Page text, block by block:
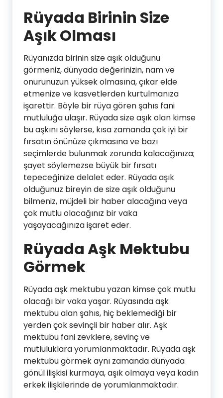
Rüyada Birinin Size
Aşık Olması
Rüyanızda birinin size aşık olduğunu
görmeniz, dünyada değerinizin, nam ve
onurunuzun yüksek olmasına, çıkar elde
etmenize ve kasvetlerden kurtulmanıza
işarettir. Böyle bir rüya gören şahıs fani
mutluluğa ulaşır. Rüyada size aşık olan kimse
bu aşkını söylerse, kısa zamanda çok iyi bir
fırsatın önünüze çıkmasına ve bazı
seçimlerde bulunmak zorunda kalacağınıza;
şayet söylemezse büyük bir fırsatı
tepeceğinize delalet eder. Rüyada aşık
olduğunuz bireyin de size aşık olduğunu
bilmeniz, müjdeli bir haber alacağına veya
çok mutlu olacağınız bir vaka
yaşayacağınıza işaret eder.
Rüyada Aşk Mektubu
Görmek
Rüyada aşk mektubu yazan kimse çok mutlu
olacağı bir vaka yaşar. Rüyasında aşk
mektubu alan şahıs, hiç beklemediği bir
yerden çok sevinçli bir haber alır. Aşk
mektubu fani zevklere, sevinç ve
mutluluklara yorumlanmaktadır. Rüyada aşk
mektubu görmek aynı zamanda dünyada
gönül ilişkisi kurmaya, aşık olmaya veya kadın
erkek ilişkilerinde de yorumlanmaktadır.